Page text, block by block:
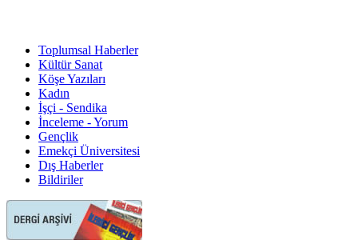
Toplumsal Haberler
Kültür Sanat
Köşe Yazıları
Kadın
İşçi - Sendika
İnceleme - Yorum
Gençlik
Emekçi Üniversitesi
Dış Haberler
Bildiriler